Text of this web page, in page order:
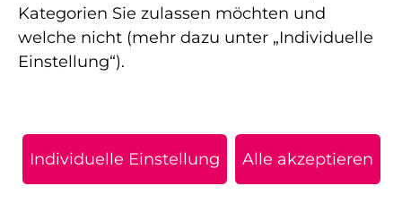
strukturierte Abläufe, hohe Behandlungsqualität und eine
wohnortnahe Versorgung.
Datenschutz
Hinweisgebersystem
Kategorien Sie zulassen möchten und
welche nicht (mehr dazu unter „Individuelle
Einstellung“).
Individuelle Einstellung Alle akzeptieren